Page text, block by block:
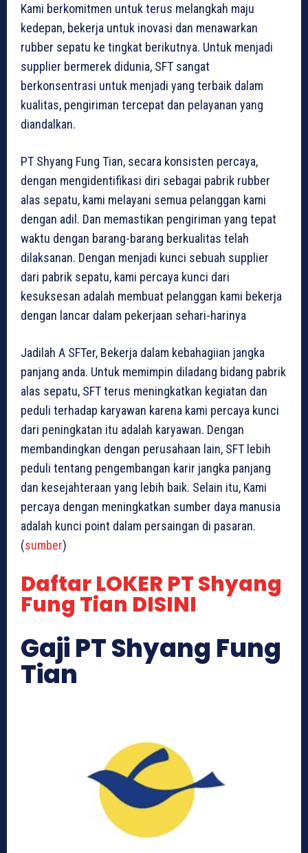
Kami berkomitmen untuk terus melangkah maju
kedepan, bekerja untuk inovasi dan menawarkan
rubber sepatu ke tingkat berikutnya. Untuk menjadi
supplier bermerek didunia, SFT sangat
berkonsentrasi untuk menjadi yang terbaik dalam
kualitas, pengiriman tercepat dan pelayanan yang
diandalkan.
PT Shyang Fung Tian, secara konsisten percaya,
dengan mengidentifikasi diri sebagai pabrik rubber
alas sepatu, kami melayani semua pelanggan kami
dengan adil. Dan memastikan pengiriman yang tepat
waktu dengan barang-barang berkualitas telah
dilaksanan. Dengan menjadi kunci sebuah supplier
dari pabrik sepatu, kami percaya kunci dari
kesuksesan adalah membuat pelanggan kami bekerja
dengan lancar dalam pekerjaan sehari-harinya
Jadilah A SFTer, Bekerja dalam kebahagiian jangka
panjang anda. Untuk memimpin diladang bidang pabrik
alas sepatu, SFT terus meningkatkan kegiatan dan
peduli terhadap karyawan karena kami percaya kunci
dari peningkatan itu adalah karyawan. Dengan
membandingkan dengan perusahaan lain, SFT lebih
peduli tentang pengembangan karir jangka panjang
dan kesejahteraan yang lebih baik. Selain itu, Kami
percaya dengan meningkatkan sumber daya manusia
adalah kunci point dalam persaingan di pasaran.
(sumber)
Daftar LOKER PT Shyang
Fung Tian DISINI
Gaji PT Shyang Fung
Tian